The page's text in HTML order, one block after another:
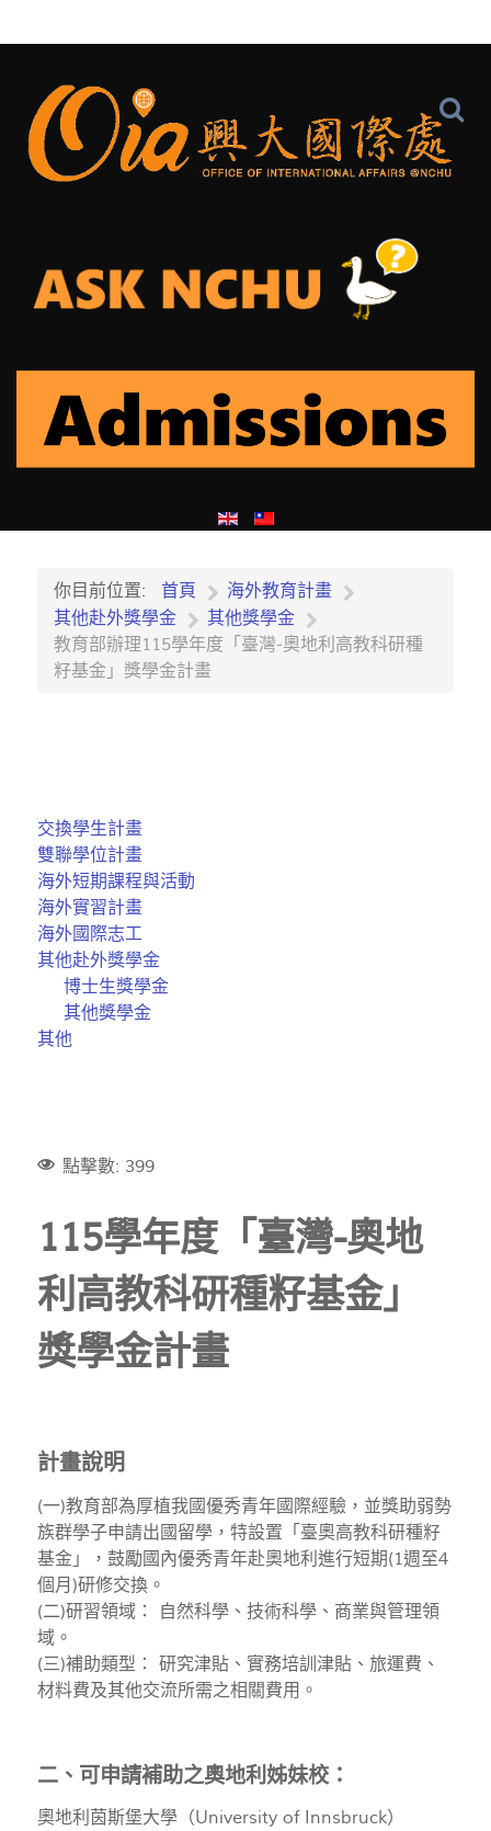
你目前位置: 首頁
海外教育計畫
其他赴外獎學金
其他獎學金
教育部辦理115學年度「臺灣-奧地利高教科研種
籽基金」獎學金計畫
交換學生計畫
雙聯學位計畫
海外短期課程與活動
海外實習計畫
海外國際志工
其他赴外獎學金
博士生獎學金
其他獎學金
其他
點擊數: 399
115學年度「臺灣-奧地
利高教科研種籽基金」
獎學金計畫
計畫說明
(一)教育部為厚植我國優秀青年國際經驗，並獎助弱勢
族群學子申請出國留學，特設置「臺奧高教科研種籽
基金」，鼓勵國內優秀青年赴奧地利進行短期(1週至4
個月)研修交換。
(二)研習領域： 自然科學、技術科學、商業與管理領
域。
(三)補助類型： 研究津貼、實務培訓津貼、旅運費、
材料費及其他交流所需之相關費用。
二、可申請補助之奧地利姊妹校：
奧地利茵斯堡大學（University of Innsbruck）